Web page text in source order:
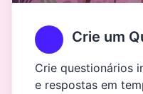
Crie um
Crie questionários
e respostas em